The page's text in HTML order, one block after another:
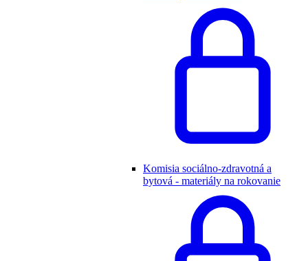
Komisia sociálno-zdravotná a
bytová - materiály na rokovanie